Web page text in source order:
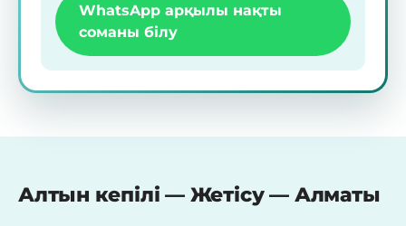
WhatsApp арқылы нақты
соманы білу
Алтын кепілі — Жетісу — Алматы